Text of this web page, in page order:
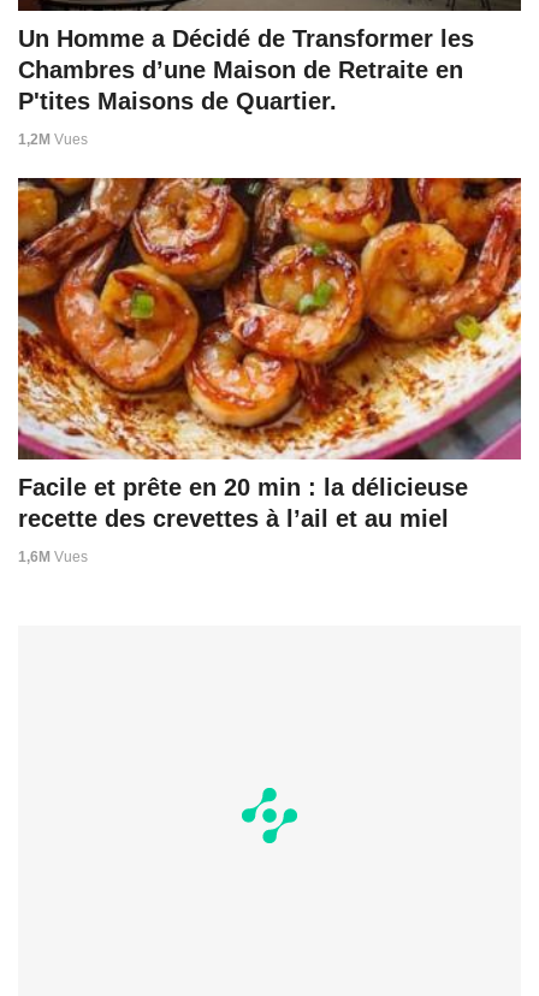
Un Homme a Décidé de Transformer les
Chambres d’une Maison de Retraite en
P'tites Maisons de Quartier.
1,2M Vues
Facile et prête en 20 min : la délicieuse
recette des crevettes à l’ail et au miel
1,6M Vues